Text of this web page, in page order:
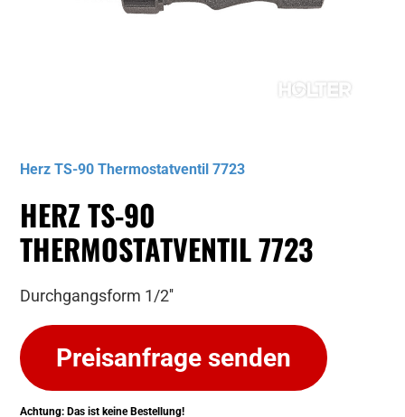
Herz TS-90 Thermostatventil 7723
HERZ TS-90
THERMOSTATVENTIL 7723
Durchgangsform 1/2''
Preisanfrage senden
Achtung: Das ist keine Bestellung!